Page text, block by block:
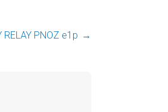
RELAY PNOZ e1p →